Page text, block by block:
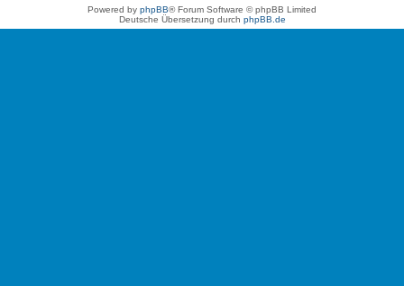
Powered by phpBB® Forum Software © phpBB Limited
Deutsche Übersetzung durch phpBB.de